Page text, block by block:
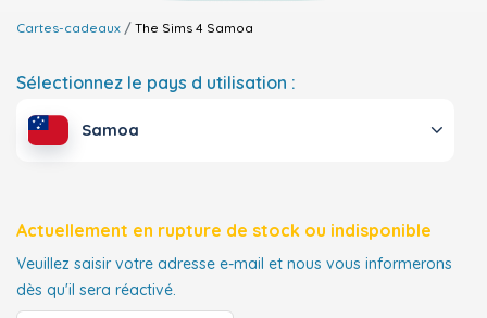
Cartes-cadeaux The Sims 4 Samoa
Sélectionnez le pays d utilisation :
Samoa
Actuellement en rupture de stock ou indisponible
Veuillez saisir votre adresse e-mail et nous vous informerons
dès qu'il sera réactivé.